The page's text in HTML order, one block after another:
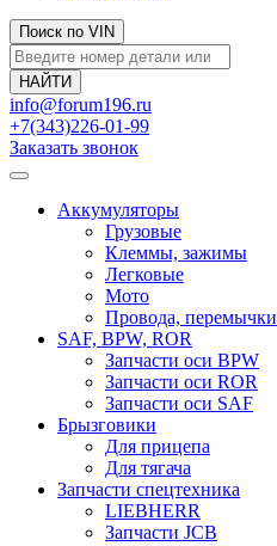
Поиск по VIN
info@forum196.ru
+7(343)226-01-99
Заказать звонок
Аккумуляторы
Грузовые
Клеммы, зажимы
Легковые
Мото
Провода, перемычки
SAF, BPW, ROR
Запчасти оси BPW
Запчасти оси ROR
Запчасти оси SAF
Брызговики
Для прицепа
Для тягача
Запчасти спецтехника
LIEBHERR
Запчасти JCB